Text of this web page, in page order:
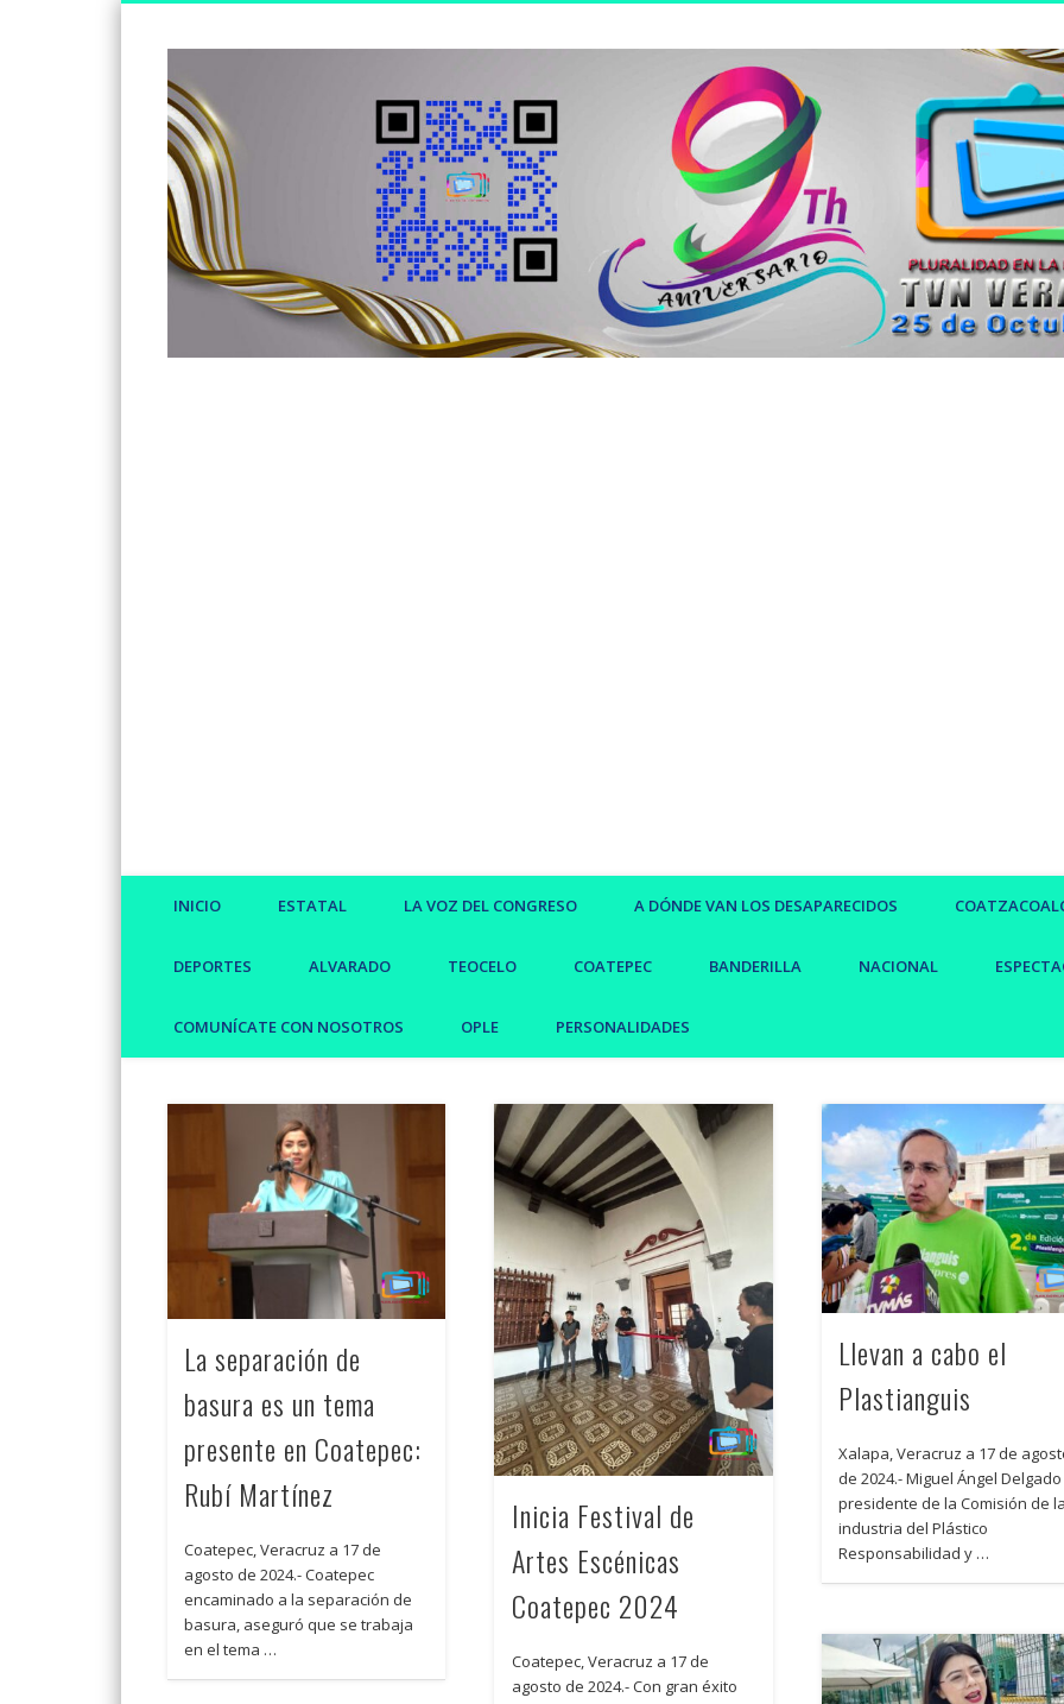
Somos un medio de información independiente, con visión joven.
INICIO ESTATAL LA VOZ DEL CONGRESO A DÓNDE VAN LOS DESAPARECIDOS
DEPORTES ALVARADO TEOCELO COATEPEC BANDERILLA NACIONAL
COMUNÍCATE CON NOSOTROS OPLE PERSONALIDADES
La separación de
basura es un tema
presente en Coatepec:
Rubí Martínez
Coatepec, Veracruz a 17 de
agosto de 2024.- Coatepec
encaminado a la separación de
basura, aseguró que se trabaja
en el tema …
Inicia Festival de
Artes Escénicas
Coatepec 2024
Coatepec, Veracruz a 17 de
agosto de 2024.- Con gran éxito
Llevan a cabo el
Plastianguis
Xalapa, Veracruz a 17 de
de 2024.- Miguel Ángel Delgado
presidente de la Comisión de
industria del Plástico
Responsabilidad y …